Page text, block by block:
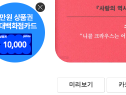
미리보기 카